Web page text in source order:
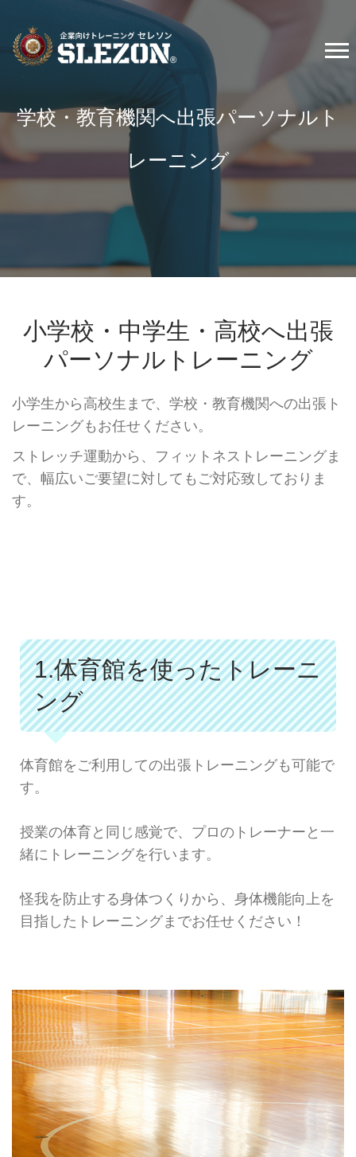
学校・教育機関へ出張パーソナルト
レーニング
小学校・中学生・高校へ出張
パーソナルトレーニング
小学生から高校生まで、学校・教育機関への出張ト
レーニングもお任せください。
ストレッチ運動から、フィットネストレーニングま
で、幅広いご要望に対してもご対応致しておりま
す。
1.体育館を使ったトレーニ
ング
体育館をご利用しての出張トレーニングも可能で
す。
授業の体育と同じ感覚で、プロのトレーナーと一
緒にトレーニングを行います。
怪我を防止する身体つくりから、身体機能向上を
目指したトレーニングまでお任せください！